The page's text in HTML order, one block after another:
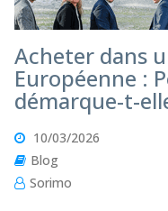
Acheter dans
Européenne :
démarque-t-
10/03/2026
Blog
Sorimo